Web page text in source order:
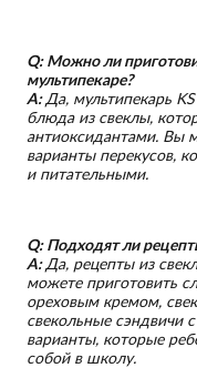
Q: Можно ли
мультипекаре?
A:Да, мультипекарь
блюда из свеклы,
антиоксидантами. Вы
варианты перекусов,
и питательными.
Q: Подходят ли
A:Да, рецепты из
можете приготовить
ореховым кремом,
свекольные сэндвичи
варианты, которые
собой в школу.